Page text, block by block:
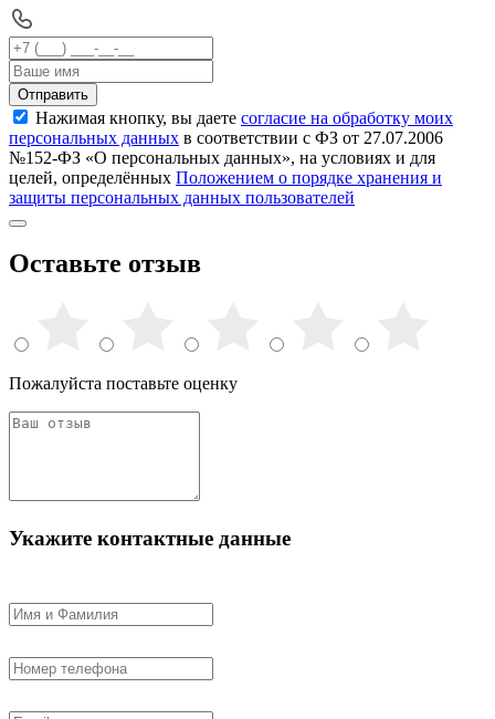
Отправить
Нажимая кнопку, вы даете согласие на обработку моих
персональных данных в соответствии с ФЗ от 27.07.2006
№152-ФЗ «О персональных данных», на условиях и для
целей, определённых Положением о порядке хранения и
защиты персональных данных пользователей
Оставьте отзыв
Пожалуйста поставьте оценку
Укажите контактные данные